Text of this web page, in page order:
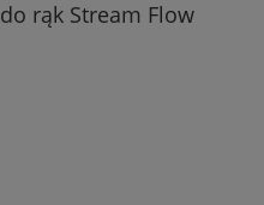
rąk Stream Flow